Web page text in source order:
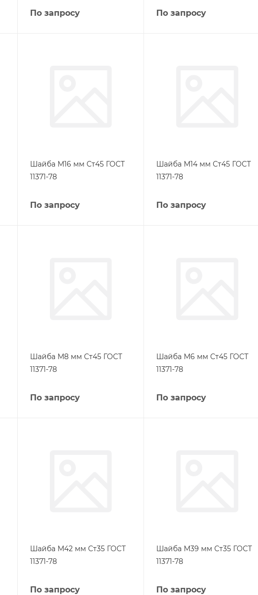
По запросу По запросу
Шайба М16 мм Ст45 ГОСТ
11371-78
По запросу
Шайба М14 мм Ст45 ГОСТ
11371-78
По запросу
Шайба М8 мм Ст45 ГОСТ
11371-78
По запросу
Шайба М6 мм Ст45 ГОСТ
11371-78
По запросу
Шайба М42 мм Ст35 ГОСТ
11371-78
По запросу
Шайба М39 мм Ст35 ГОСТ
11371-78
По запросу